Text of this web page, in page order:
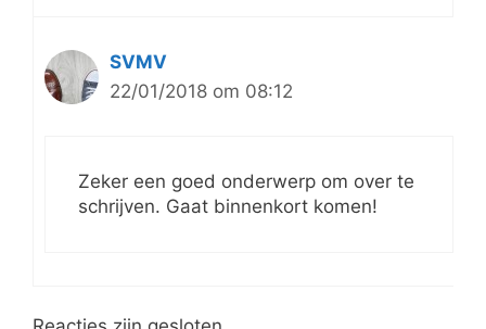
SVMV
22/01/2018 om 08:12
Zeker een goed onderwerp om over te
schrijven. Gaat binnenkort komen!